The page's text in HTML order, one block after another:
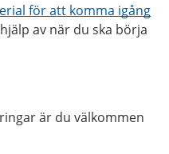
för att komma igång
av när du ska börja
är du välkommen